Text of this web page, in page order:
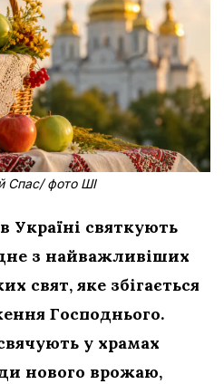
Спас/ фото ШІ
Україні святкують
з найважливіших
свят, яке збігається
Господнього.
у храмах
нового врожаю,